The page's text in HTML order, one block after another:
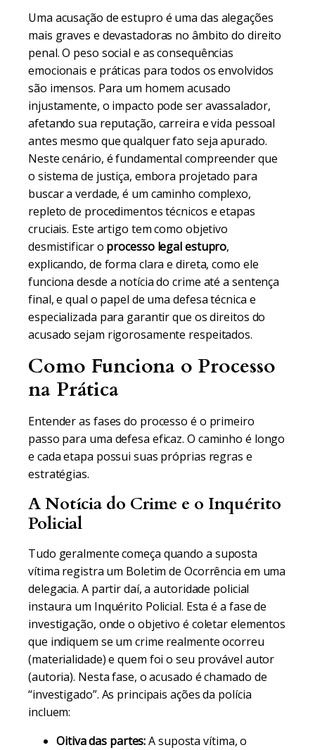
Uma acusação de estupro é uma das alegações
mais graves e devastadoras no âmbito do direito
penal. O peso social e as consequências
emocionais e práticas para todos os envolvidos
são imensos. Para um homem acusado
injustamente, o impacto pode ser avassalador,
afetando sua reputação, carreira e vida pessoal
antes mesmo que qualquer fato seja apurado.
Neste cenário, é fundamental compreender que
o sistema de justiça, embora projetado para
buscar a verdade, é um caminho complexo,
repleto de procedimentos técnicos e etapas
cruciais. Este artigo tem como objetivo
desmistificar o processo legal estupro,
explicando, de forma clara e direta, como ele
funciona desde a notícia do crime até a sentença
final, e qual o papel de uma defesa técnica e
especializada para garantir que os direitos do
acusado sejam rigorosamente respeitados.
Como Funciona o Processo
na Prática
Entender as fases do processo é o primeiro
passo para uma defesa eficaz. O caminho é longo
e cada etapa possui suas próprias regras e
estratégias.
A Notícia do Crime e o Inquérito
Policial
Tudo geralmente começa quando a suposta
vítima registra um Boletim de Ocorrência em uma
delegacia. A partir daí, a autoridade policial
instaura um Inquérito Policial. Esta é a fase de
investigação, onde o objetivo é coletar elementos
que indiquem se um crime realmente ocorreu
(materialidade) e quem foi o seu provável autor
(autoria). Nesta fase, o acusado é chamado de
“investigado”. As principais ações da polícia
incluem:
Oitiva das partes:A suposta vítima, o